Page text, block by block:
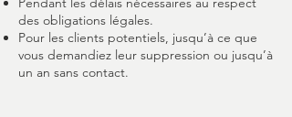
des obligations légales.
Pour les clients potentiels, jusqu’à ce que
vous demandiez leur suppression ou jusqu’à
un an sans contact.